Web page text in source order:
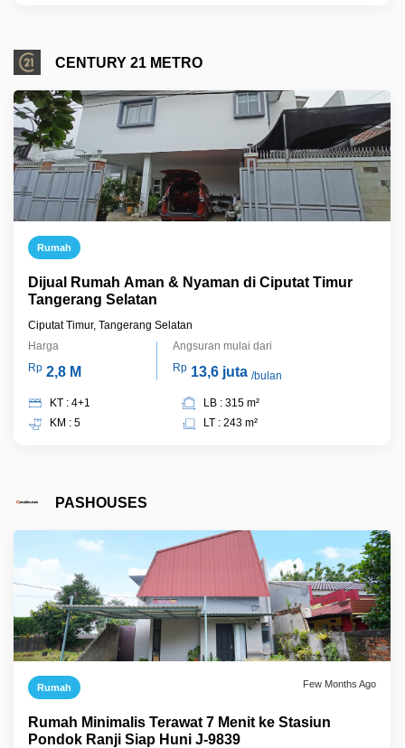
CENTURY 21 METRO
Rumah
Dijual Rumah Aman & Nyaman di Ciputat Timur
Tangerang Selatan
Ciputat Timur, Tangerang Selatan
Harga
Rp 2,8 M
Angsuran mulai dari
Rp 13,6 juta /bulan
KT : 4+1
KM : 5
LB : 315 m²
LT : 243 m²
PASHOUSES
Rumah Few Months Ago
Rumah Minimalis Terawat 7 Menit ke Stasiun
Pondok Ranji Siap Huni J-9839